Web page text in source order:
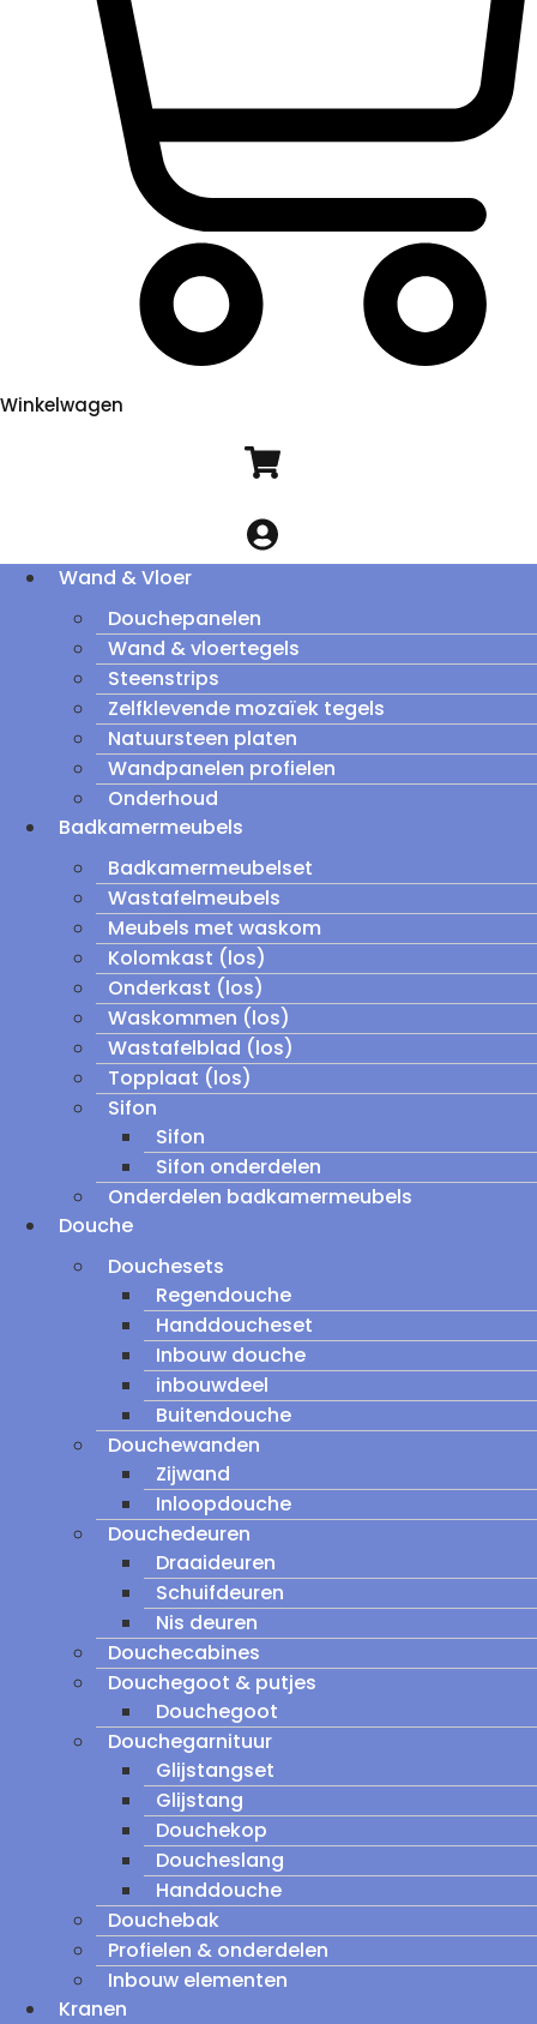
Winkelwagen
Wand & Vloer
Douchepanelen
Wand & vloertegels
Steenstrips
Zelfklevende mozaïek tegels
Natuursteen platen
Wandpanelen profielen
Onderhoud
Badkamermeubels
Badkamermeubelset
Wastafelmeubels
Meubels met waskom
Kolomkast (los)
Onderkast (los)
Waskommen (los)
Wastafelblad (los)
Topplaat (los)
Sifon
Sifon
Sifon onderdelen
Onderdelen badkamermeubels
Douche
Douchesets
Regendouche
Handdoucheset
Inbouw douche
inbouwdeel
Buitendouche
Douchewanden
Zijwand
Inloopdouche
Douchedeuren
Draaideuren
Schuifdeuren
Nis deuren
Douchecabines
Douchegoot & putjes
Douchegoot
Douchegarnituur
Glijstangset
Glijstang
Douchekop
Doucheslang
Handdouche
Douchebak
Profielen & onderdelen
Inbouw elementen
Kranen